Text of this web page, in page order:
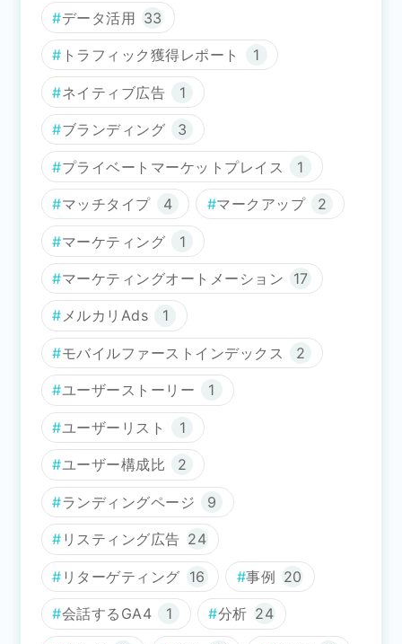
データ活用 33
トラフィック獲得レポート 1
ネイティブ広告 1
ブランディング 3
プライベートマーケットプレイス 1
マッチタイプ 4 マークアップ 2
マーケティング 1
マーケティングオートメーション 17
メルカリAds 1
モバイルファーストインデックス 2
ユーザーストーリー 1
ユーザーリスト 1
ユーザー構成比 2
ランディングページ 9
リスティング広告 24
リターゲティング 16 事例 20
会話するGA4 1 分析 24